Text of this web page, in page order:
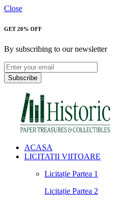
Close
GET 20% OFF
By subscribing to our newsletter
Subscribe
ACASA
LICITATII VIITOARE
Licitație Partea 1
Licitație Partea 2